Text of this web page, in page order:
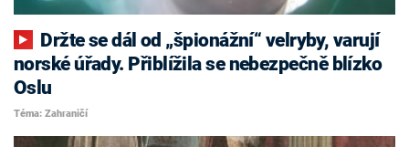
norské úřady. Přiblížila se nebezpečně blízko
Oslu
Téma: Zahraničí